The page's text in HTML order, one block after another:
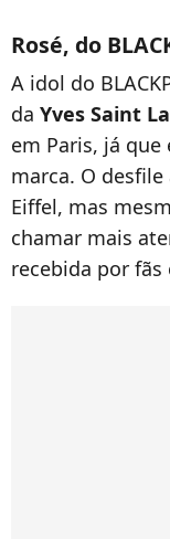
Rosé, do
A idol do
da Yves Saint
em Paris, já
marca. O
Eiffel, mas
chamar mais
recebida por